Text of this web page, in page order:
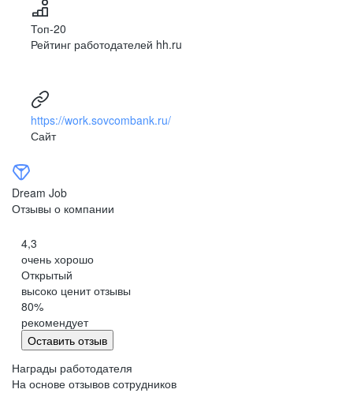
Топ-20
Рейтинг работодателей hh.ru
https://work.sovcombank.ru/
Сайт
Dream Job
Отзывы о компании
4,3
очень хорошо
Открытый
высоко ценит отзывы
80%
рекомендует
Оставить отзыв
Награды работодателя
На основе отзывов сотрудников